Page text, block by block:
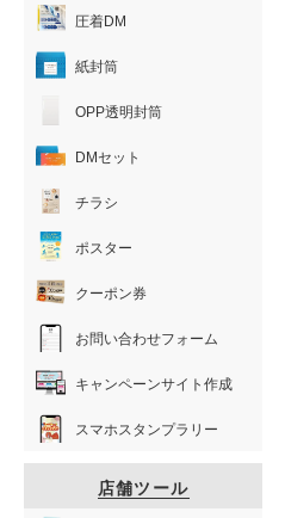
圧着DM
紙封筒
OPP透明封筒
DMセット
チラシ
ポスター
クーポン券
お問い合わせフォーム
キャンペーンサイト作成
スマホスタンプラリー
店舗ツール